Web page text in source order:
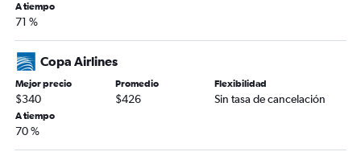
A tiempo
71 %
Copa Airlines
Mejor precio
$340
Promedio
$426
Flexibilidad
Sin tasa de cancelación
A tiempo
70 %